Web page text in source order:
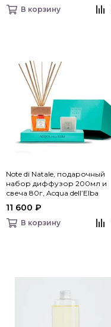
В корзину
Note di Natale, подарочный
набор диффузор 200мл и
свеча 80г, Acqua dell’Elba
11 600 ₽
В корзину